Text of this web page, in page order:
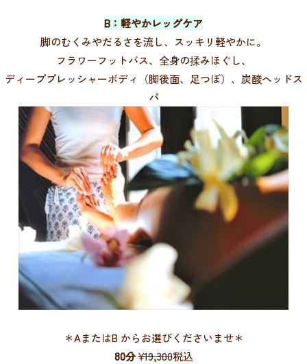
B：軽やかレッグケア
脚のむくみやだるさを流し、スッキリ軽やかに。
フラワーフットバス、全身の揉みほぐし、
ディーププレッシャーボディ（脚後面、足つぼ）、炭酸ヘッドス
パ
＊AまたはB からお選びくださいませ＊
80分¥19,300税込